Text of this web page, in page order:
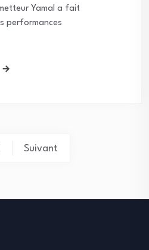
Yamal a fait
performances
Suivant